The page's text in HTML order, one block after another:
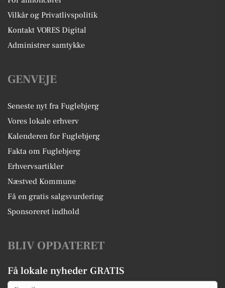
Vilkår og Privatlivspolitik
Kontakt VORES Digital
Administrer samtykke
GENVEJE
Seneste nyt fra Fuglebjerg
Vores lokale erhverv
Kalenderen for Fuglebjerg
Fakta om Fuglebjerg
Erhvervsartikler
Næstved Kommune
Få en gratis salgsvurdering
Sponsoreret indhold
BLIV OPDATERET
Få lokale nyheder GRATIS